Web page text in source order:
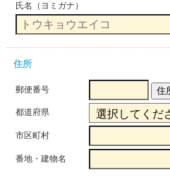
氏名（ヨミガナ）
住所
郵便番号 住
都道府県
市区町村
番地・建物名